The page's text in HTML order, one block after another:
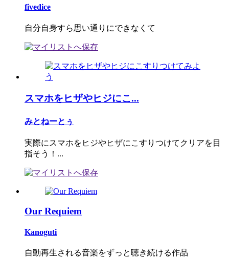
fivedice
自分自身すら思い通りにできなくて
スマホをヒザやヒジにこ...
みとねーとぅ
実際にスマホをヒジやヒザにこすりつけてクリアを目
指そう！...
Our Requiem
Kanoguti
自動再生される音楽をずっと聴き続ける作品